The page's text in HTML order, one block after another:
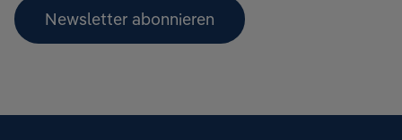
Newsletter abonnieren